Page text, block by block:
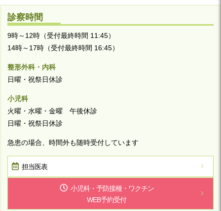
診察時間
9時～12時（受付最終時間 11:45）
14時～17時（受付最終時間 16:45）
整形外科・内科
日曜・祝祭日休診
小児科
火曜・水曜・金曜 午後休診
日曜・祝祭日休診
急患の場合、時間外も随時受付しています
担当医表
小児科・予防接種・ワクチン
WEB予約受付